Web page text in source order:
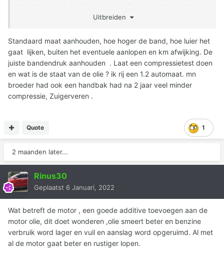
bleek de druklager te zijn grapje van 900 euro
nu hebben we de auto alweer een tijdje terug met een
vederlichte koppeling maar ik vind dat de auto lui is en
soms heb ik het gevoel dat hij inhoud
meer in de zin dat hij de uitlaat moet door blazen te hoge
tegen druk ofzo en dan vrijuit ademen heeft
en komt hij voor mij wat schokkerig over
de bak door trillingen kan ook het lood op de velg zijn
ervaringen mee hebben!
of ervaringen hebben met het velg lood dat bepaalde
trillingen zo over kunnen komen?
banden!!
orginele bandenmaat is 165-60-R14
Uitbreiden
Standaard maat aanhouden, hoe hoger de band, hoe luier het
gaat lijken, buiten het eventuele aanlopen en km afwijking. De
juiste bandendruk aanhouden . Laat een compressietest doen
en wat is de staat van de olie ? ik rij een 1.2 automaat. mn
broeder had ook een handbak had na 2 jaar veel minder
compressie, Zuigerveren .
1
Quote
2 maanden later...
Rinus30
Geplaatst 6 Januari, 2022
Wat betreft de motor , een goede additive toevoegen aan de
motor olie, dit doet wonderen ,olie smeert beter en benzine
verbruik word lager en vuil en aanslag word opgeruimd. Al met
al de motor gaat beter en rustiger lopen.